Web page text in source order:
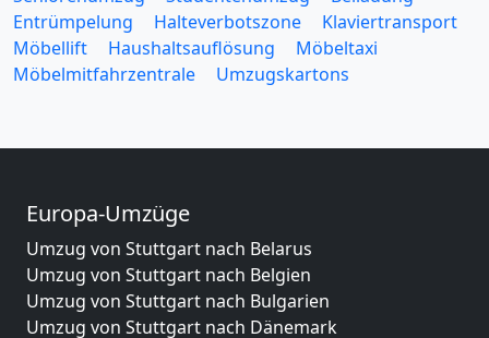
Entrümpelung
Halteverbotszone
Klaviertransport
Möbellift
Haushaltsauflösung
Möbeltaxi
Möbelmitfahrzentrale
Umzugskartons
Europa-Umzüge
Umzug von Stuttgart nach Belarus
Umzug von Stuttgart nach Belgien
Umzug von Stuttgart nach Bulgarien
Umzug von Stuttgart nach Dänemark